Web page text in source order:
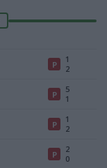
P
1
2
P
5
1
P
1
2
P
2
0